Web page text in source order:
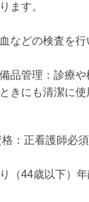
ます。
などの検査を行
品管理：診療
きにも清潔に
：正看護師必須
（44歳以下）